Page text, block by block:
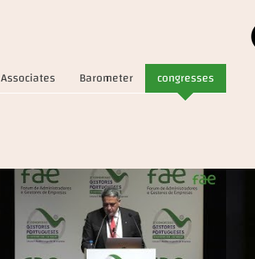
Associates Barometer congresses